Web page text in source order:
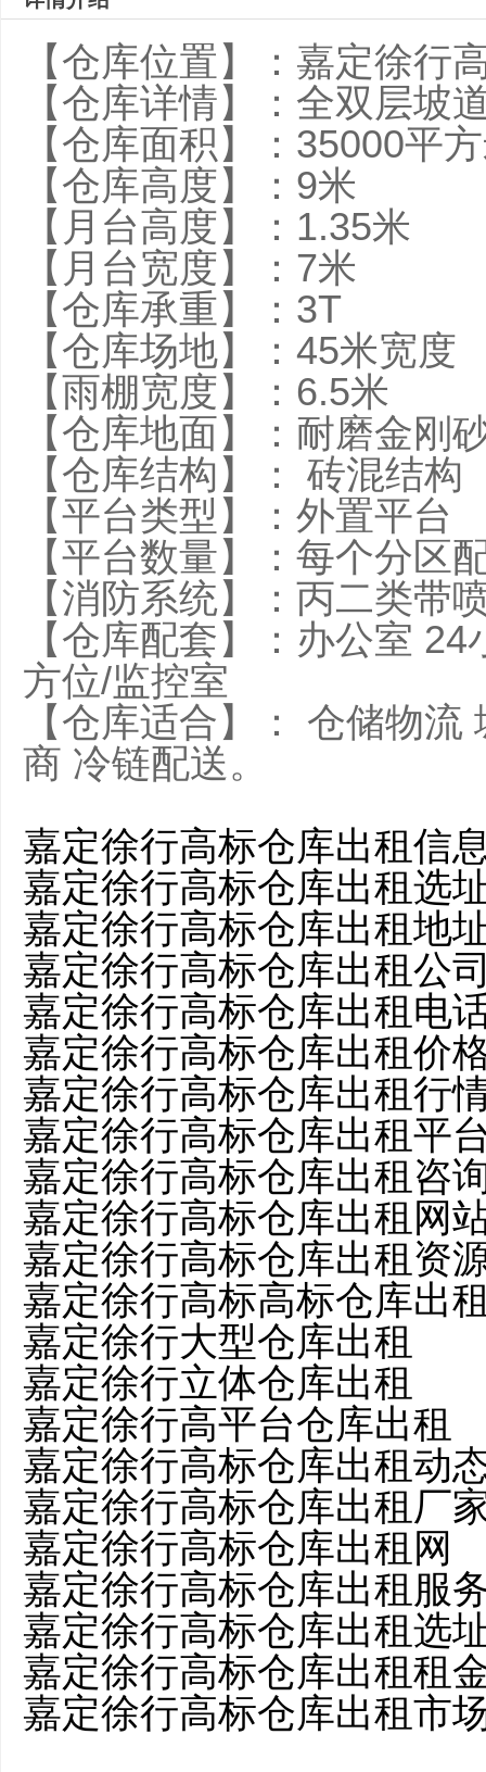
【仓库位置】：嘉定徐行
【仓库详情】：全双层坡
【仓库面积】：35000
【仓库高度】：9
【月台高度】：1.35
【月台宽度】：7米
【仓库承重】：3T
【仓库场地】：45米
【雨棚宽度】：6.5米
【仓库地面】：耐磨金刚
【仓库结构】： 砖
【平台类型】：外置
【平台数量】：每个分
【消防系统】：丙二
【仓库配套】：办公室
方位/监控室
【仓库适合】： 仓储物
商 冷链配送。
嘉定徐行高标仓库出租信
嘉定徐行高标仓库出租选
嘉定徐行高标仓库出租地
嘉定徐行高标仓库出租公
嘉定徐行高标仓库出租电
嘉定徐行高标仓库出租价
嘉定徐行高标仓库出租行
嘉定徐行高标仓库出租平
嘉定徐行高标仓库出租咨
嘉定徐行高标仓库出租网
嘉定徐行高标仓库出租资
嘉定徐行高标高标仓库出
嘉定徐行大型仓库出租
嘉定徐行立体仓库出租
嘉定徐行高平台仓库出租
嘉定徐行高标仓库出租动
嘉定徐行高标仓库出租厂
嘉定徐行高标仓库出租网
嘉定徐行高标仓库出租服
嘉定徐行高标仓库出租选
嘉定徐行高标仓库出租租
嘉定徐行高标仓库出租市